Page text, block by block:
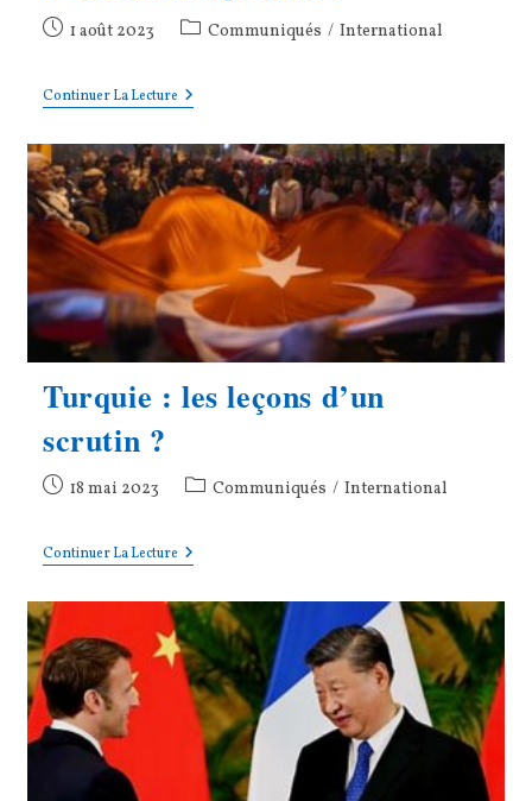
Publication
1 août 2023
PostCommuniqués / International
Continuer La LectureKaïs
Saïed
Recep
Tayyip
Erdoğan
Promus
Vigiles
De
L’Union
Européenne
?
Turquie : les leçons d’un
scrutin ?
Publication
18 mai 2023
PostCommuniqués / International
Continuer La LectureTurquie
:
Leçons
D’un
Scrutin
?